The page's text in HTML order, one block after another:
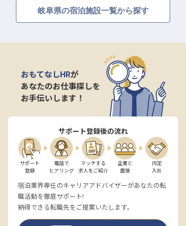
岐阜県の宿泊施設一覧から探す
おもてなしHRが
あなたのお仕事探しを
お手伝いします！
サポート登録後の流れ
サポート
登録
電話で
ヒアリング
マッチする
求人をご紹介
企業と
面接
内定
入社
宿泊業界専任のキャリアアドバイザーがあなたの転
職活動を徹底サポート!
納得できる転職先をご提案いたします。